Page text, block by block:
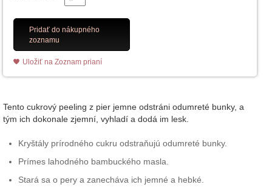
Pridať do nákupného
zoznamu
Uložiť na Zoznam prianí
Tento cukrový peeling z pier jemne odstráni odumreté bunky, a
tým ich dokonale zjemní, vyhladí a dodá im lesk.
Kryštály prírodného cukru odstraňujú odumreté bunky.
Prímes lahodného bambuckého masla.
Stará sa o pery a zanecháva ich jemné a hebké.